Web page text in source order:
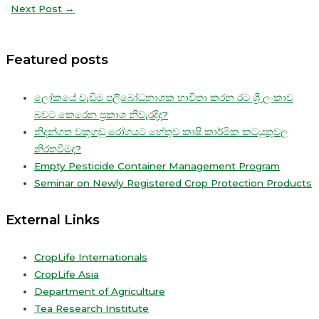
Next Post →
Featured posts
ලෝකයේ වැඩිම පලිබෝධනාශක භාවිතා කරන රට ශ්‍රී ලංකාව
බවට කෙරෙන ප්‍රකාශ නිවැරදිද?
නිදන්ගත වකුගඩු රෝගයට හේතුව කෘෂි කාර්මික කටයුතුවල
නිරතවීමද?
Empty Pesticide Container Management Program
Seminar on Newly Registered Crop Protection Products
External Links
CropLife Internationals
CropLife Asia
Department of Agriculture
Tea Research Institute